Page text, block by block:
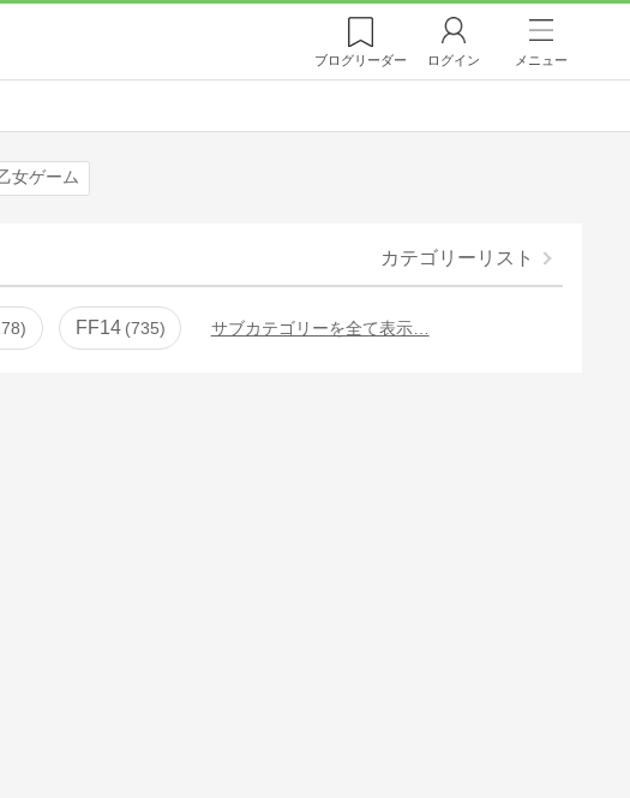
ブログリーダー ログイン メニュー
女ゲーム
カテゴリーリスト
FF14 735 サブカテゴリーを全て表示…